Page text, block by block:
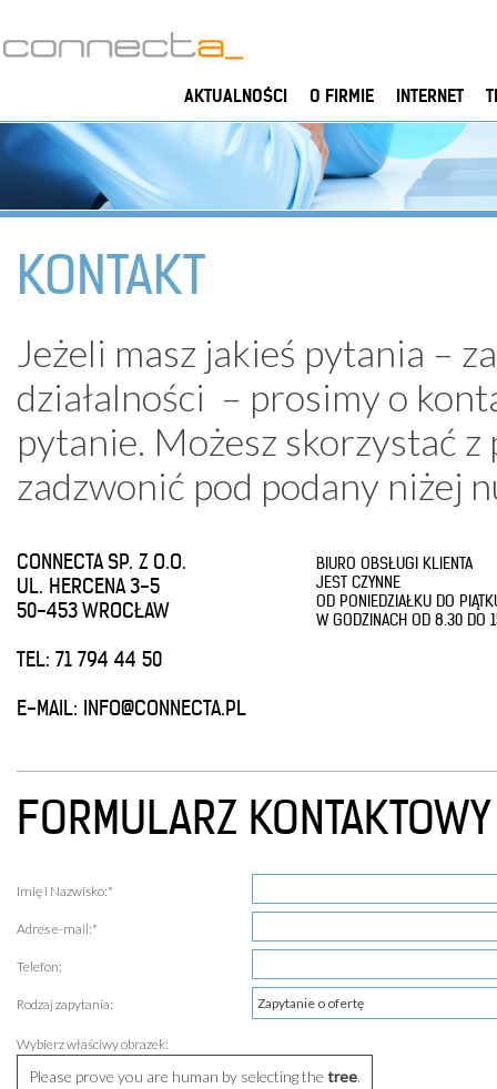
AKTUALNOŚCI O FIRMIE INTERNET
KONTAKT
Jeżeli masz jakieś pytania –
działalności – prosimy o
pytanie. Możesz skorzystać
zadzwonić pod podany niżej
CONNECTA SP. Z O.O.
UL. HERCENA 3-5
50-453 WROCŁAW
TEL: 71 794 44 50
E-MAIL: INFO@CONNECTA.PL
BIURO OBSŁUGI KLIENTA
JEST CZYNNE
OD PONIEDZIAŁKU DO
W GODZINACH OD 8.30 DO
FORMULARZ KONTAKTOWY
Imię i Nazwisko:*
Adres e-mail:*
Telefon:
Rodzaj zapytania:
Wybierz właściwy obrazek:
Please prove you are human by selecting the tree.